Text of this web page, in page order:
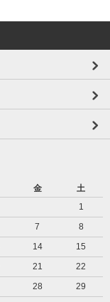
金
土
1
7
8
14
15
21
22
28
29